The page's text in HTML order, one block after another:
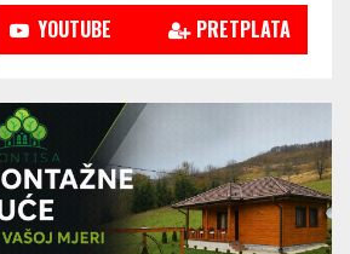
YOUTUBE PRETPLATA